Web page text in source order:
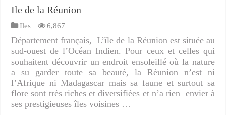
Ile de la Réunion
Iles 6,867
Département français, L’île de la Réunion est située au
sud-ouest de l’Océan Indien. Pour ceux et celles qui
souhaitent découvrir un endroit ensoleillé où la nature
a su garder toute sa beauté, la Réunion n’est ni
l’Afrique ni Madagascar mais sa faune et surtout sa
flore sont très riches et diversifiées et n’a rien envier à
ses prestigieuses îles voisines …